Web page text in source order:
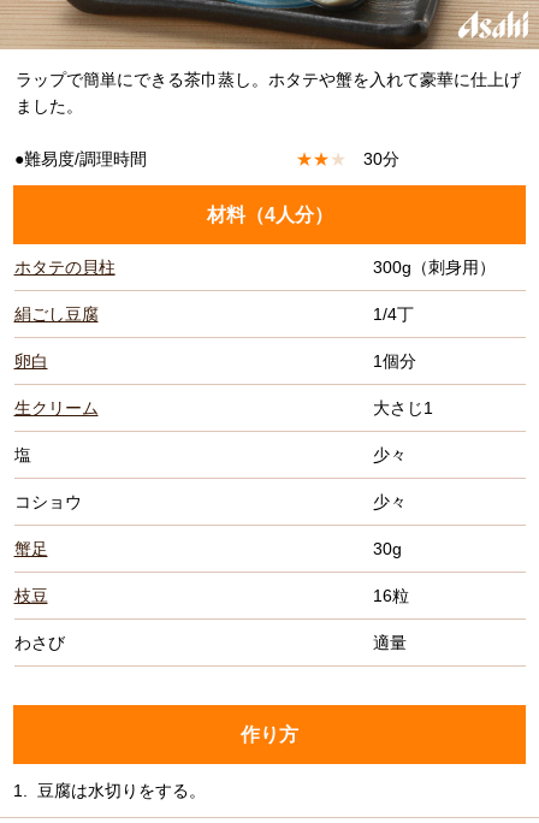
ラップで簡単にできる茶巾蒸し。ホタテや蟹を入れて豪華に仕上げ
ました。
●難易度/調理時間 ★★★ 30分
材料（4人分）
ホタテの貝柱 300g（刺身用）
絹ごし豆腐 1/4丁
卵白 1個分
生クリーム 大さじ1
塩 少々
コショウ 少々
蟹足 30g
枝豆 16粒
わさび 適量
作り方
1. 豆腐は水切りをする。